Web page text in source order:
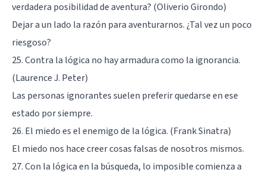
verdadera posibilidad de aventura? (Oliverio Girondo)
Dejar a un lado la razón para aventurarnos. ¿Tal vez un poco
riesgoso?
25. Contra la lógica no hay armadura como la ignorancia.
(Laurence J. Peter)
Las personas ignorantes suelen preferir quedarse en ese
estado por siempre.
26. El miedo es el enemigo de la lógica. (Frank Sinatra)
El miedo nos hace creer cosas falsas de nosotros mismos.
27. Con la lógica en la búsqueda, lo imposible comienza a